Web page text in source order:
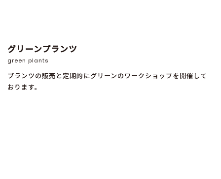
グリーンプランツ
green plants
プランツの販売と定期的にグリーンのワークショップを開催して
おります。